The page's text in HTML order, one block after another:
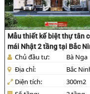
Mẫu thiết kế biệt thự tân
mái Nhật 2 tầng tại Bắc
[HL18426]
Chủ đầu tư:
Bà Nga
Địa chỉ:
Bắc
Diện tích:
300m2